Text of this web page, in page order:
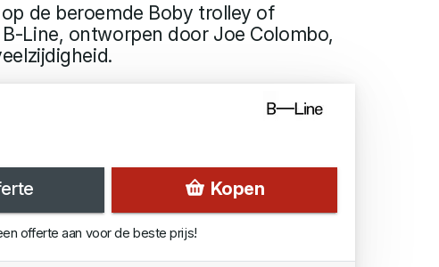
de beroemde Boby trolley of
Line, ontworpen door Joe Colombo,
Kopen
offerte aan voor de beste prijs!